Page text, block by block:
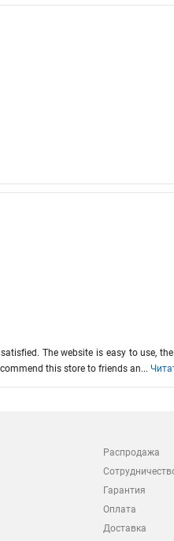
The website is easy to use,
this store to friends an...
Распродажа
Гарантия
Оплата
Доставка